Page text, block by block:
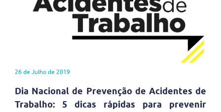
26 de Julho de 2019
Dia Nacional de Prevenção de Acidentes de
Trabalho: 5 dicas rápidas para prevenir